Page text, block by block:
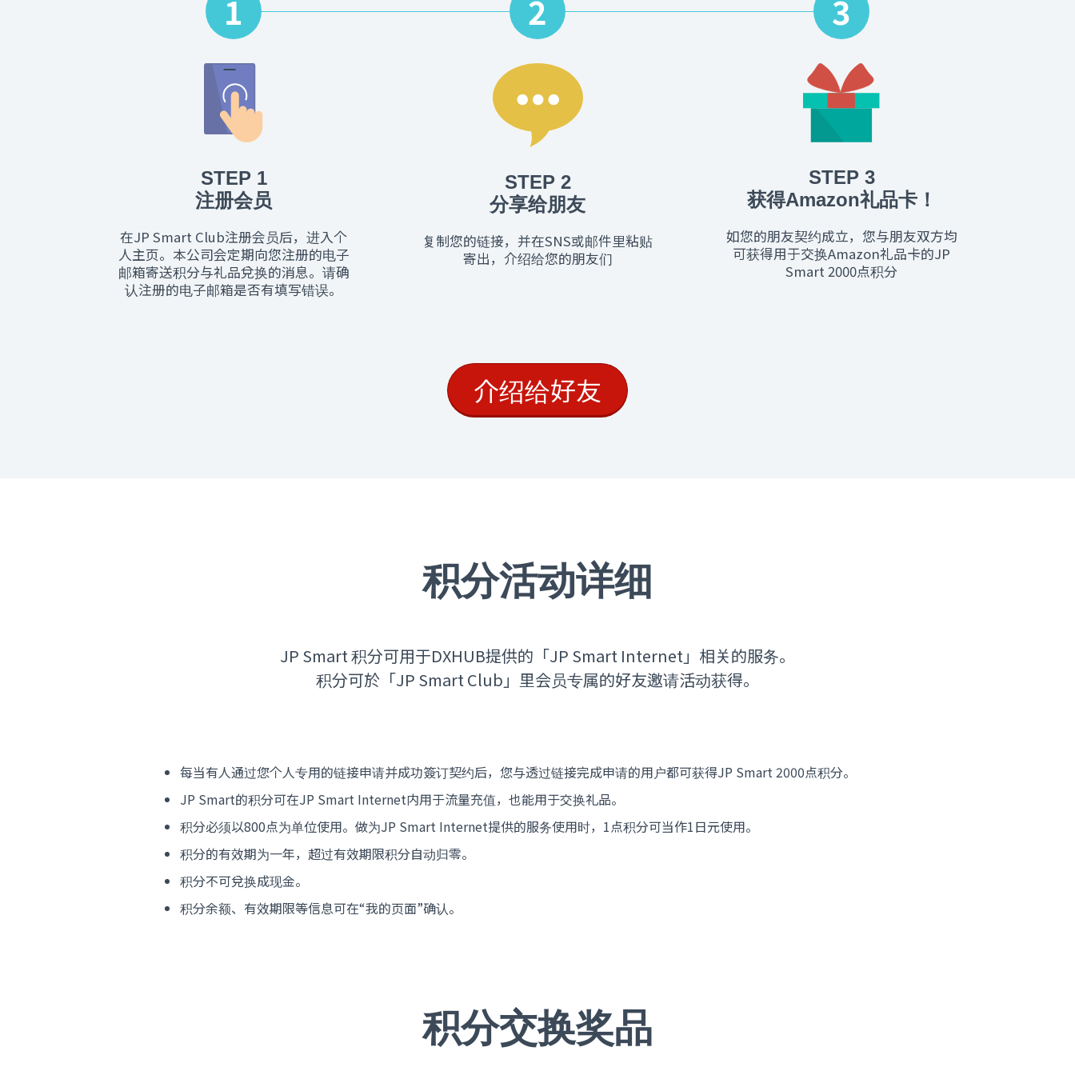
1
STEP 1
注册会员
在JP Smart Club注册会员后，进入个
人主页。本公司会定期向您注册的电子
邮箱寄送积分与礼品兌换的消息。请确
认注册的电子邮箱是否有填写错误。
2
STEP 2
分享给朋友
复制您的链接，并在SNS或邮件里粘贴
寄出，介绍给您的朋友们
3
STEP 3
获得Amazon礼品卡！
如您的朋友契约成立，您与朋友双方均
可获得用于交换Amazon礼品卡的JP
Smart 2000点积分
介绍给好友
积分活动详细
JP Smart 积分可用于DXHUB提供的「JP Smart Internet」相关的服务。
积分可於「JP Smart Club」里会员专属的好友邀请活动获得。
每当有人通过您个人专用的链接申请并成功簽订契约后，您与透过链接完成申请的用户都可获得JP Smart 2000点积分。
JP Smart的积分可在JP Smart Internet内用于流量充值，也能用于交换礼品。
积分必须以800点为单位使用。做为JP Smart Internet提供的服务使用时，1点积分可当作1日元使用。
积分的有效期为一年，超过有效期限积分自动归零。
积分不可兌换成现金。
积分余额、有效期限等信息可在“我的页面”确认。
积分交换奖品